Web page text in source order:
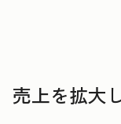
売上を拡大